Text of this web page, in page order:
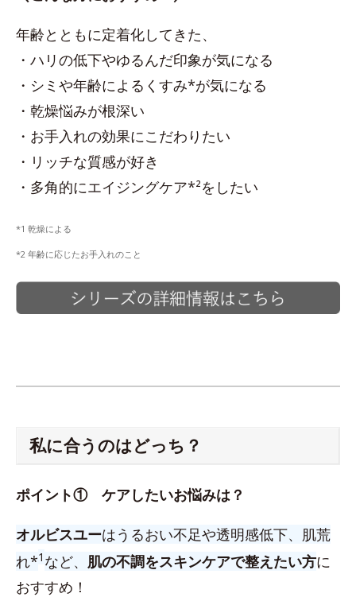
年齢とともに定着化してきた、
・ハリの低下やゆるんだ印象が気になる
・シミや年齢によるくすみ*が気になる
・乾燥悩みが根深い
・お手入れの効果にこだわりたい
・リッチな質感が好き
・多角的にエイジングケア*²をしたい
*1 乾燥による
*2 年齢に応じたお手入れのこと
私に合うのはどっち？
ポイント① ケアしたいお悩みは？
オルビスユーはうるおい不足や透明感低下、肌荒
れ*1 など、 肌の不調をスキンケアで整えたい方に
おすすめ！